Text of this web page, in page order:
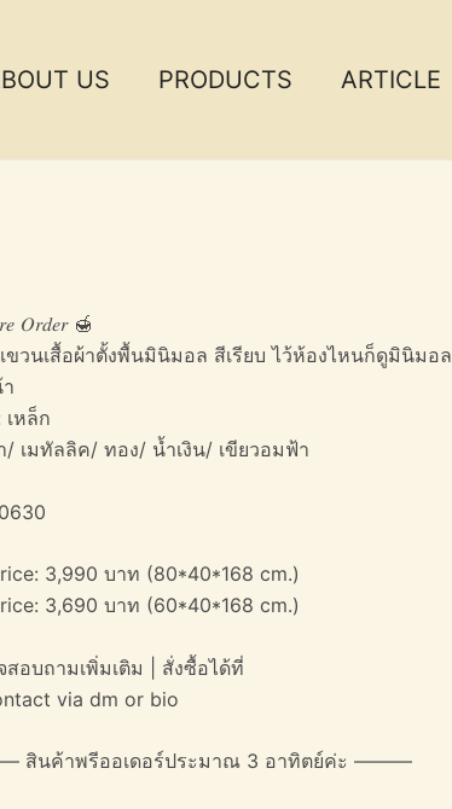
US PRODUCTS ARTICLE
𝑂𝑟𝑑𝑒𝑟 🍯
ขวนเสื้อผ้าตั้งพื้นมินิมอล สีเรียบ ไว้ห้องไหนก็ดูมินิมอ
เหล็ก
/ เมทัลลิค/ ทอง/ น้ำเงิน/ เขียวอมฟ้า
3,990 บาท (80*40*168 cm.)
3,690 บาท (60*40*168 cm.)
สอบถามเพิ่มเติม | สั่งซื้อได้ที่
via dm or bio
สินค้าพรีออเดอร์ประมาณ 3 อาทิตย์ค่ะ ———